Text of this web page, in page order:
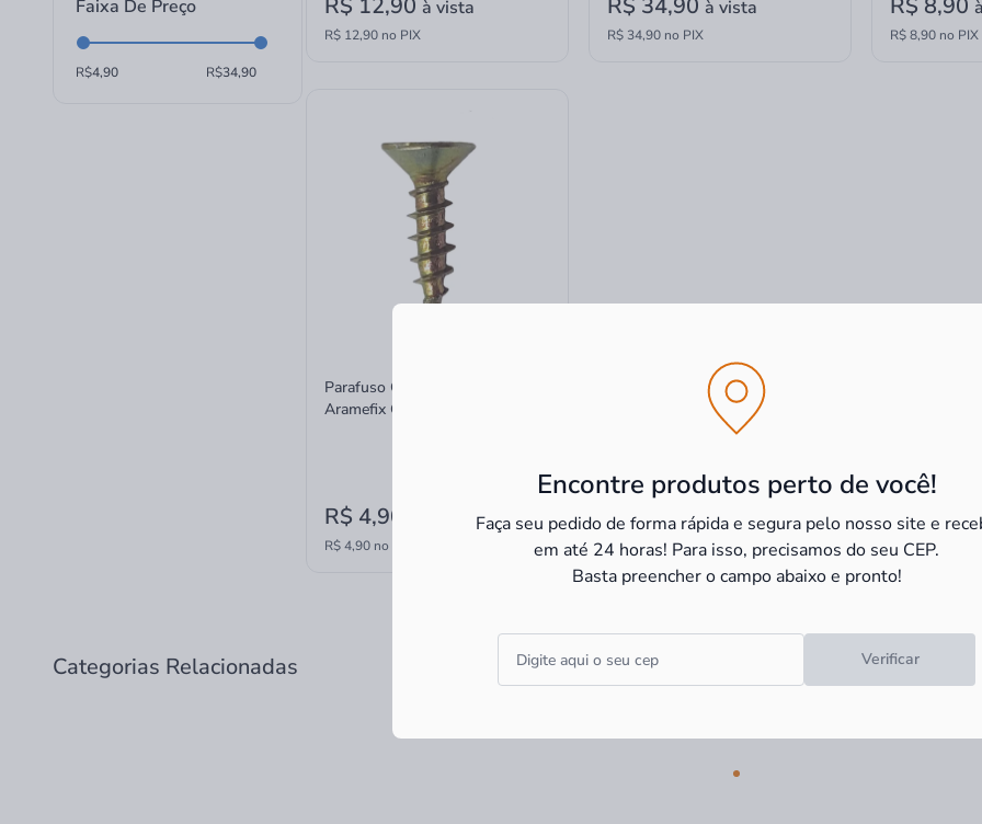
Encontre produtos perto de você!
Faça seu pedido de forma rápida e segura pelo nosso site e
em até 24 horas! Para isso, precisamos do seu CEP.
Basta preencher o campo abaixo e pronto!
Verificar
Faixa De Preço
R$ R$
R$ 12,90 à vista
R$ 12,90 no PIX
R$ 34,90 à vista
R$ 34,90 no PIX
R$ 8,90
R$ 8,90 no PIX
Parafuso Chip Bicro Philips
Aramefix Cabeça Chata 30 Peças
R$ 4,90
R$ 4,90 no PIX
Categorias Relacionadas